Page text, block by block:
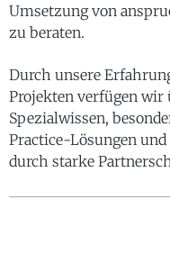
Umsetzung von
zu beraten.
Durch unsere
Projekten verfügen wir
Spezialwissen,
Practice-Lösungen
durch starke